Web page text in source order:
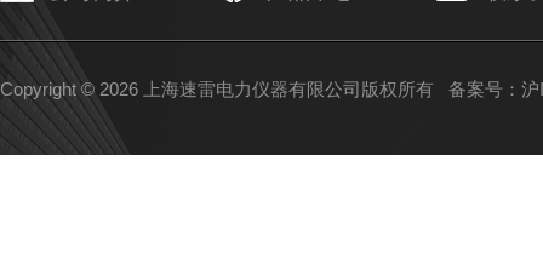
Copyright © 2026 上海速雷电力仪器有限公司版权所有 备案号：